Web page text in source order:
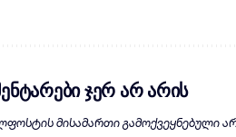
ჯერ არ არის
მისამართი გამოქვეყნებული არ